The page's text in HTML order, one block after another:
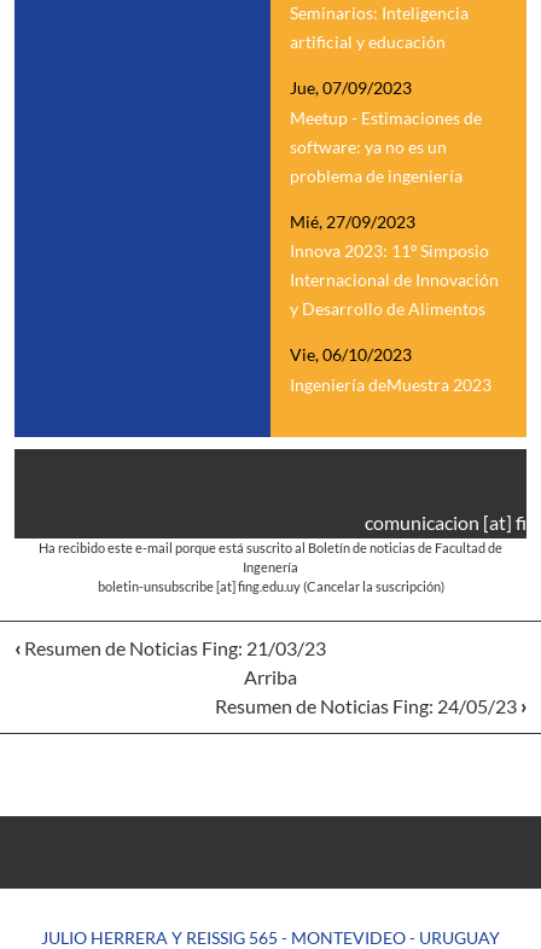
Seminarios: Inteligencia
artificial y educación
Jue, 07/09/2023
Meetup - Estimaciones de
software: ya no es un
problema de ingeniería
Mié, 27/09/2023
Innova 2023: 11º Simposio
Internacional de Innovación
y Desarrollo de Alimentos
Vie, 06/10/2023
Ingeniería deMuestra 2023
comunicacion [at]
Ha recibido este e-mail porque está suscrito al Boletín de noticias de Facultad de
Ingenería
boletin-unsubscribe[at]fing.edu.uy(Cancelar la suscripción)
‹ Resumen de Noticias Fing: 21/03/23
Arriba
Resumen de Noticias Fing: 24/05/23 ›
JULIO HERRERA Y REISSIG 565 - MONTEVIDEO - URUGUAY